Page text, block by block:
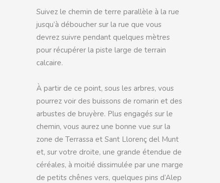
Suivez le chemin de terre parallèle à la rue
jusqu’à déboucher sur la rue que vous
devrez suivre pendant quelques mètres
pour récupérer la piste large de terrain
calcaire.
À partir de ce point, sous les arbres, vous
pourrez voir des buissons de romarin et des
arbustes de bruyère. Plus engagés sur le
chemin, vous aurez une bonne vue sur la
zone de Terrassa et Sant Llorenç del Munt
et, sur votre droite, une grande étendue de
céréales, à moitié dissimulée par une marge
de petits chênes vers, quelques pins d’Alep